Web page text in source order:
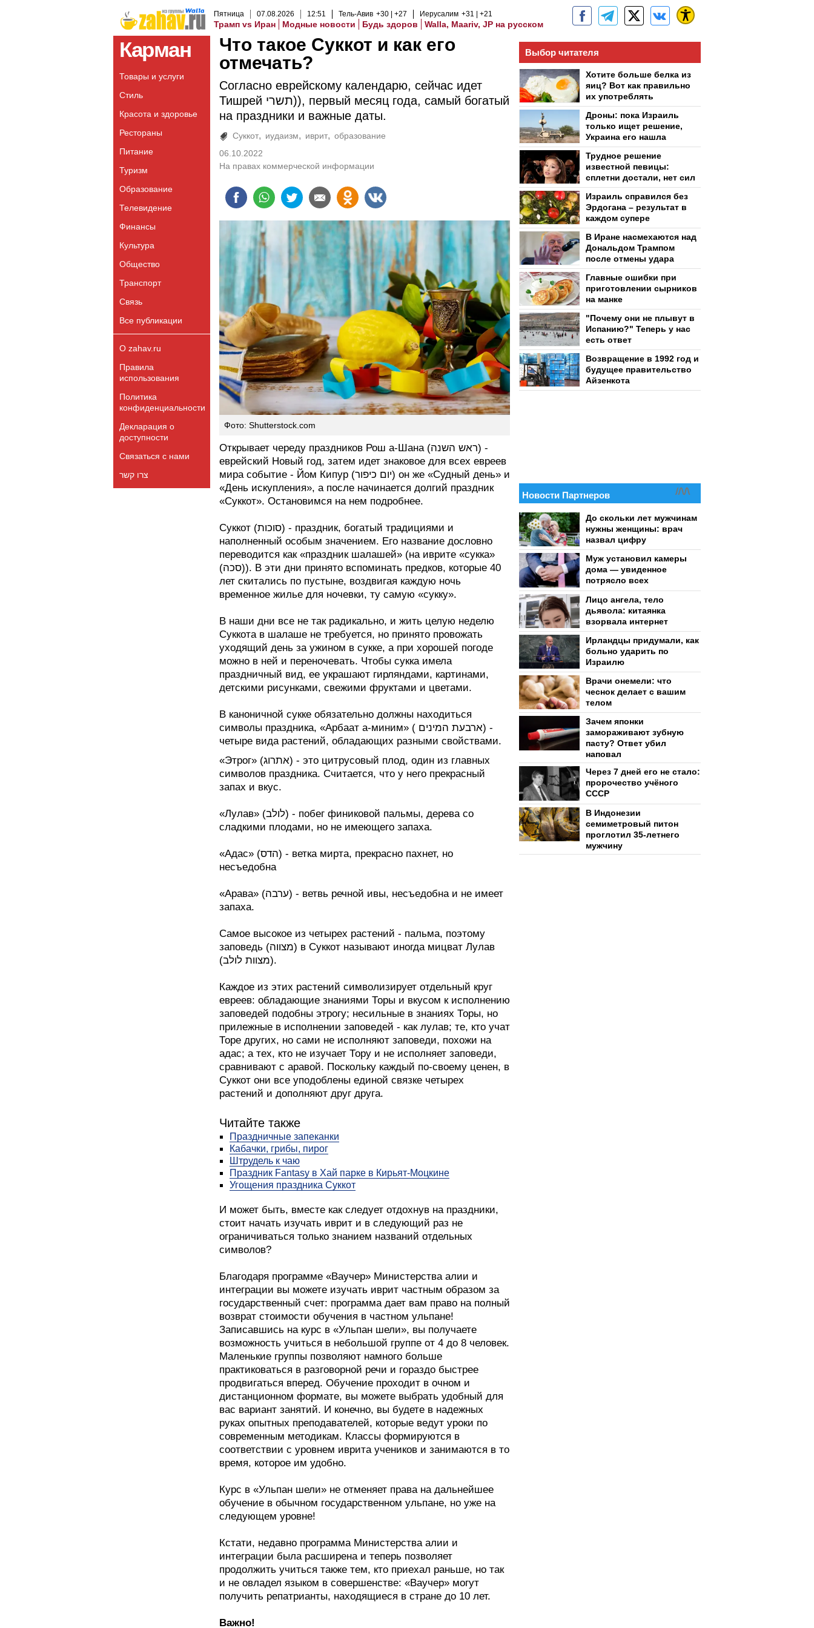
Пятница 07.08.2026 12:51 Тель-Авив +30 +27 Иерусалим +31 +21
Трамп vs Иран Модные новости Будь здоров Walla, Maariv, JP на русском
Карман
Товары и услуги
Стиль
Красота и здоровье
Рестораны
Питание
Туризм
Образование
Телевидение
Финансы
Культура
Общество
Транспорт
Связь
Все публикации
О zahav.ru
Правила
использования
Политика
конфиденциальности
Декларация о
доступности
Связаться с нами
צרו קשר
Что такое Суккот и как его
отмечать?
Согласно еврейскому календарю, сейчас идет
Тишрей תשרי)), первый месяц года, самый богатый
на праздники и важные даты.
Суккот иудаизм иврит
образование
06.10.2022
На правах коммерческой информации
Фото: Shutterstock.com
Открывает череду праздников Рош а-Шана (ראש השנה) -
еврейский Новый год, затем идет знаковое для всех евреев
мира событие - Йом Кипур (יום כיפור) он же «Судный день» и
«День искупления», а после начинается долгий праздник
«Суккот». Остановимся на нем подробнее.
Суккот (סוכות) - праздник, богатый традициями и
наполненный особым значением. Его название дословно
переводится как «праздник шалашей» (на иврите «сукка»
(סכה)). В эти дни принято вспоминать предков, которые 40
лет скитались по пустыне, воздвигая каждую ночь
временное жилье для ночевки, ту самую «сукку».
В наши дни все не так радикально, и жить целую неделю
Суккота в шалаше не требуется, но принято провожать
уходящий день за ужином в сукке, а при хорошей погоде
можно в ней и переночевать. Чтобы сукка имела
праздничный вид, ее украшают гирляндами, картинами,
детскими рисунками, свежими фруктами и цветами.
В каноничной сукке обязательно должны находиться
символы праздника, «Арбаат а-миним» ( ארבעת המינים) -
четыре вида растений, обладающих разными свойствами.
«Этрог» (אתרוג) - это цитрусовый плод, один из главных
символов праздника. Считается, что у него прекрасный
запах и вкус.
«Лулав» (לולב) - побег финиковой пальмы, дерева со
сладкими плодами, но не имеющего запаха.
«Адас» (הדס) - ветка мирта, прекрасно пахнет, но
несъедобна
«Арава» (ערבה) - ветвь речной ивы, несъедобна и не имеет
запаха.
Самое высокое из четырех растений - пальма, поэтому
заповедь (מצווה) в Суккот называют иногда мицват Лулав
(מצוות לולב).
Каждое из этих растений символизирует отдельный круг
евреев: обладающие знаниями Торы и вкусом к исполнению
заповедей подобны этрогу; несильные в знаниях Торы, но
прилежные в исполнении заповедей - как лулав; те, кто учат
Торе других, но сами не исполняют заповеди, похожи на
адас; а тех, кто не изучает Тору и не исполняет заповеди,
сравнивают с аравой. Поскольку каждый по-своему ценен, в
Суккот они все уподоблены единой связке четырех
растений и дополняют друг друга.
Читайте также
Праздничные запеканки
Кабачки, грибы, пирог
Штрудель к чаю
Праздник Fantasy в Хай парке в Кирьят-Моцкине
Угощения праздника Суккот
И может быть, вместе как следует отдохнув на праздники,
стоит начать изучать иврит и в следующий раз не
ограничиваться только знанием названий отдельных
символов?
Благодаря программе «Ваучер» Министерства алии и
интеграции вы можете изучать иврит частным образом за
государственный счет: программа дает вам право на полный
возврат стоимости обучения в частном ульпане!
Записавшись на курс в «Ульпан шели», вы получаете
возможность учиться в небольшой группе от 4 до 8 человек.
Маленькие группы позволяют намного больше
практиковаться в разговорной речи и гораздо быстрее
продвигаться вперед. Обучение проходит в очном и
дистанционном формате, вы можете выбрать удобный для
вас вариант занятий. И конечно, вы будете в надежных
руках опытных преподавателей, которые ведут уроки по
современным методикам. Классы формируются в
соответствии с уровнем иврита учеников и занимаются в то
время, которое им удобно.
Курс в «Ульпан шели» не отменяет права на дальнейшее
обучение в обычном государственном ульпане, но уже на
следующем уровне!
Кстати, недавно программа Министерства алии и
интеграции была расширена и теперь позволяет
продолжить учиться также тем, кто приехал раньше, но так
и не овладел языком в совершенстве: «Ваучер» могут
получить репатрианты, находящиеся в стране до 10 лет.
Важно!
Выбор читателя
Хотите больше белка из
яиц? Вот как правильно
их употреблять
Дроны: пока Израиль
только ищет решение,
Украина его нашла
Трудное решение
известной певицы:
сплетни достали, нет сил
Израиль справился без
Эрдогана – результат в
каждом супере
В Иране насмехаются над
Дональдом Трампом
после отмены удара
Главные ошибки при
приготовлении сырников
на манке
"Почему они не плывут в
Испанию?" Теперь у нас
есть ответ
Возвращение в 1992 год и
будущее правительство
Айзенкота